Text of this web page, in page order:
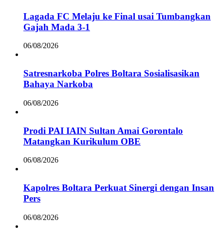
Lagada FC Melaju ke Final usai Tumbangkan
Gajah Mada 3-1
06/08/2026
Satresnarkoba Polres Boltara Sosialisasikan
Bahaya Narkoba
06/08/2026
Prodi PAI IAIN Sultan Amai Gorontalo
Matangkan Kurikulum OBE
06/08/2026
Kapolres Boltara Perkuat Sinergi dengan Insan
Pers
06/08/2026